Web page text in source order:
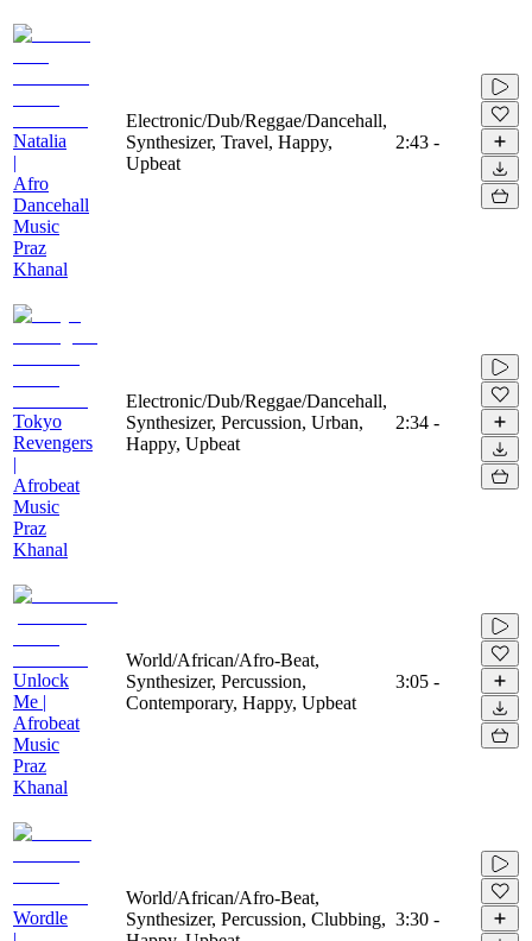
Natalia
|
Afro
Dancehall
Music
Praz
Khanal
Electronic/Dub/Reggae/Dancehall,
Synthesizer, Travel, Happy,
Upbeat
2:43 -
Tokyo
Revengers
|
Afrobeat
Music
Praz
Khanal
Electronic/Dub/Reggae/Dancehall,
Synthesizer, Percussion, Urban,
Happy, Upbeat
2:34 -
Unlock
Me |
Afrobeat
Music
Praz
Khanal
World/African/Afro-Beat,
Synthesizer, Percussion,
Contemporary, Happy, Upbeat
3:05 -
Wordle
World/African/Afro-Beat,
Synthesizer, Percussion, Clubbing, 3:30 -